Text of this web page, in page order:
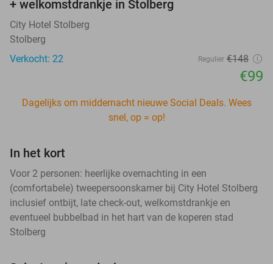
+ welkomstdrankje in Stolberg
City Hotel Stolberg
Stolberg
Verkocht: 22
Regulier €148
€99
Dagelijks om middernacht nieuwe Social Deals. Wees
snel, op = op!
In het kort
Voor 2 personen: heerlijke overnachting in een
(comfortabele) tweepersoonskamer bij City Hotel Stolberg
inclusief ontbijt, late check-out, welkomstdrankje en
eventueel bubbelbad in het hart van de koperen stad
Stolberg